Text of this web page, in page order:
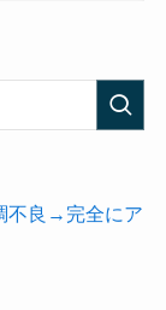
不良→完全にア